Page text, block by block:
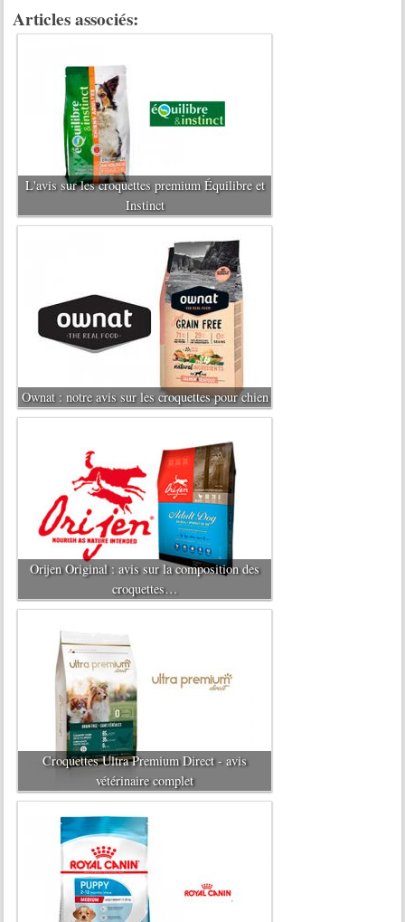
Articles associés:
L'avis sur les croquettes premium Équilibre et
Instinct
Ownat : notre avis sur les croquettes pour chien
Orijen Original : avis sur la composition des
croquettes…
Croquettes Ultra Premium Direct - avis
vétérinaire complet